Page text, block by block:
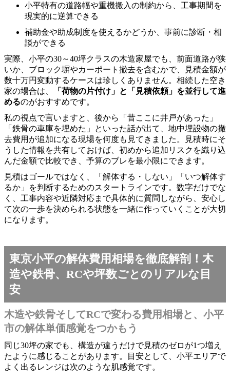
小平特有の道路幅や重機搬入の制約から、工事期間を
現実的に逆算できる
補助金や助成制度を使えるかどうか、事前に診断・相
談ができる
実際、小平の30～40坪クラスの木造家屋でも、前面道路が狭
いか、ブロック塀やカーポート撤去を含むかで、見積金額が
数十万円変動するケースは珍しくありません。相続した空き
家の場合は、
「荷物の片付け」と「見積依頼」を並行して進
めるのがおすすめです。
私の視点で言いますと、後から「昔ここに井戸があった」
「鉄骨の車庫を埋めた」といった話が出て、地中埋設物の撤
去費用が追加になる現場を何度も見てきました。見積時にそ
うした情報を共有しておけば、初めから追加リスクを織り込
んだ金額で比較でき、予算のブレを最小限にできます。
見積はゴールではなく、「解体する・しない」「いつ解体す
るか」を判断するためのスタートラインです。数字だけでな
く、工事内容や近隣対応まで具体的に質問しながら、安心し
て次の一歩を決められる状態を一緒に作っていくことが大切
になります。
東京小平の解体費用相場を徹底解剖！木
造や鉄骨、RCや坪数ごとのリアルな目
安
木造や鉄骨そしてRCで変わる費用相場と、小平
市の解体単価感覚をつかもう
同じ30坪の家でも、構造が違うだけで見積のゼロが1つ増え
たように感じることがあります。目安として、小平エリアで
よく出るレンジは次のような肌感覚です。